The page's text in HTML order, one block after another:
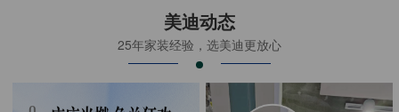
美迪动态
25年家装经验，选美迪更放心